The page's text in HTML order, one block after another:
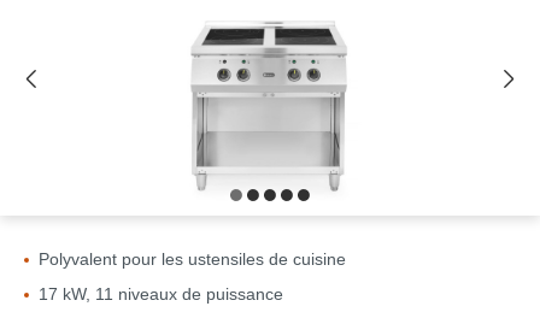
Polyvalent pour les ustensiles de cuisine
17 kW, 11 niveaux de puissance